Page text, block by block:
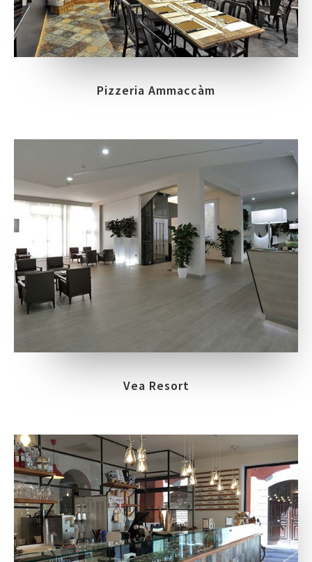
Pizzeria Ammaccàm
Vea Resort